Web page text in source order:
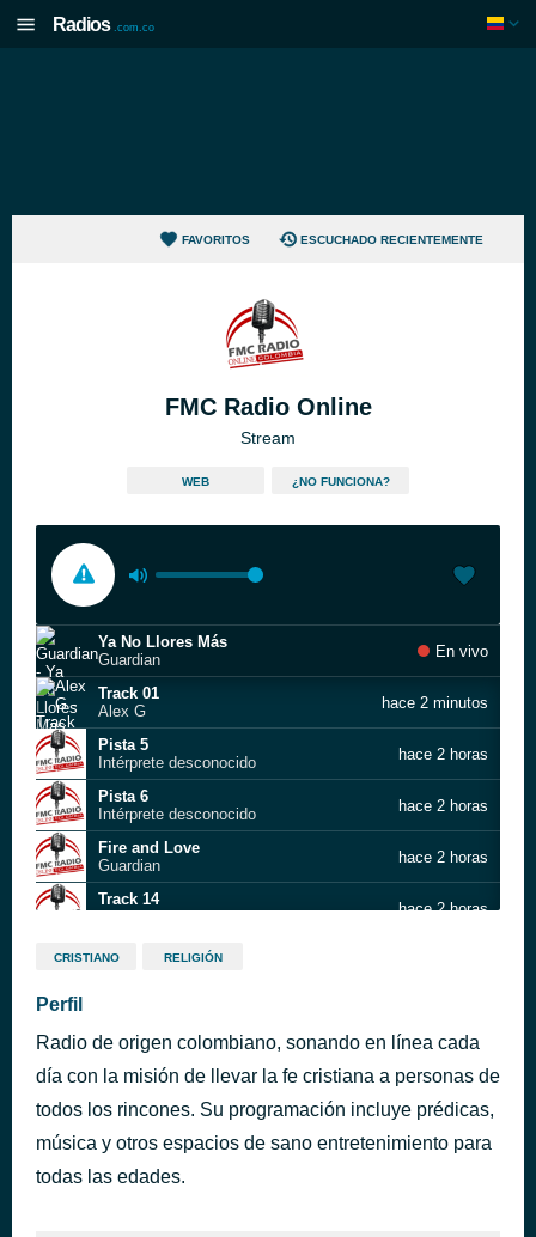
Radios .com.co
FAVORITOS ESCUCHADO RECIENTEMENTE
FMC Radio Online
Stream
WEB ¿NO FUNCIONA?
Ya No Llores Más
Guardian
En vivo
Track 01
Alex G
hace 2 minutos
Pista 5
Intérprete desconocido
hace 2 horas
Pista 6
Intérprete desconocido
hace 2 horas
Fire and Love
Guardian
hace 2 horas
Track 14
hace 2 horas
TRACK 13
Pista 2
VENGO A TI
Pista 10
CANTARE DE TU AMOR
hace 3 horas
CRISTIANO RELIGIÓN
Perfil
Radio de origen colombiano, sonando en línea cada
día con la misión de llevar la fe cristiana a personas de
todos los rincones. Su programación incluye prédicas,
música y otros espacios de sano entretenimiento para
todas las edades.